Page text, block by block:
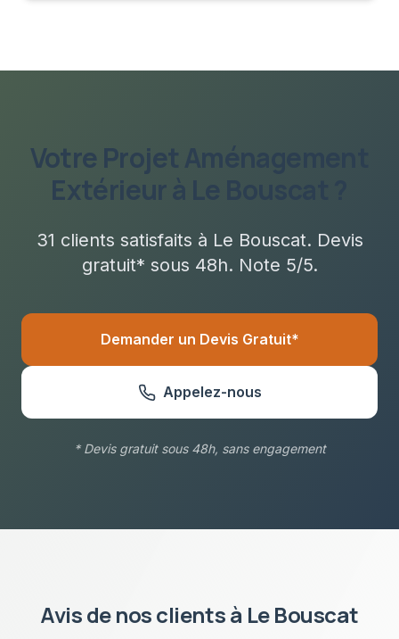
Votre Projet
Extérieur
31 clients satisfaits à Le Bouscat. Devis
gratuit* sous 48h. Note 5/5.
Demander un Devis Gratuit*
Appelez-nous
* Devis gratuit sous 48h, sans engagement
Avis de nos clients à Le Bouscat